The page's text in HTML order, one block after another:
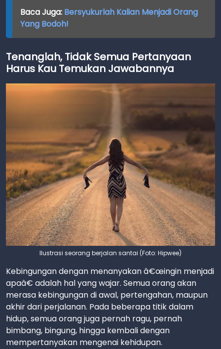
Baca Juga: Bersyukurlah Kalian Menjadi Orang
Yang Bodoh!
Tenanglah, Tidak Semua Pertanyaan
Harus Kau Temukan Jawabannya
Ilustrasi seorang berjalan santai (Foto: Hipwee)
Kebingungan dengan menanyakan â€œingin menjadi
apaâ€ adalah hal yang wajar. Semua orang akan
merasa kebingungan di awal, pertengahan, maupun
akhir dari perjalanan. Pada beberapa titik dalam
hidup, semua orang juga pernah ragu, pernah
bimbang, bingung, hingga kembali dengan
mempertanyakan mengenai kehidupan.